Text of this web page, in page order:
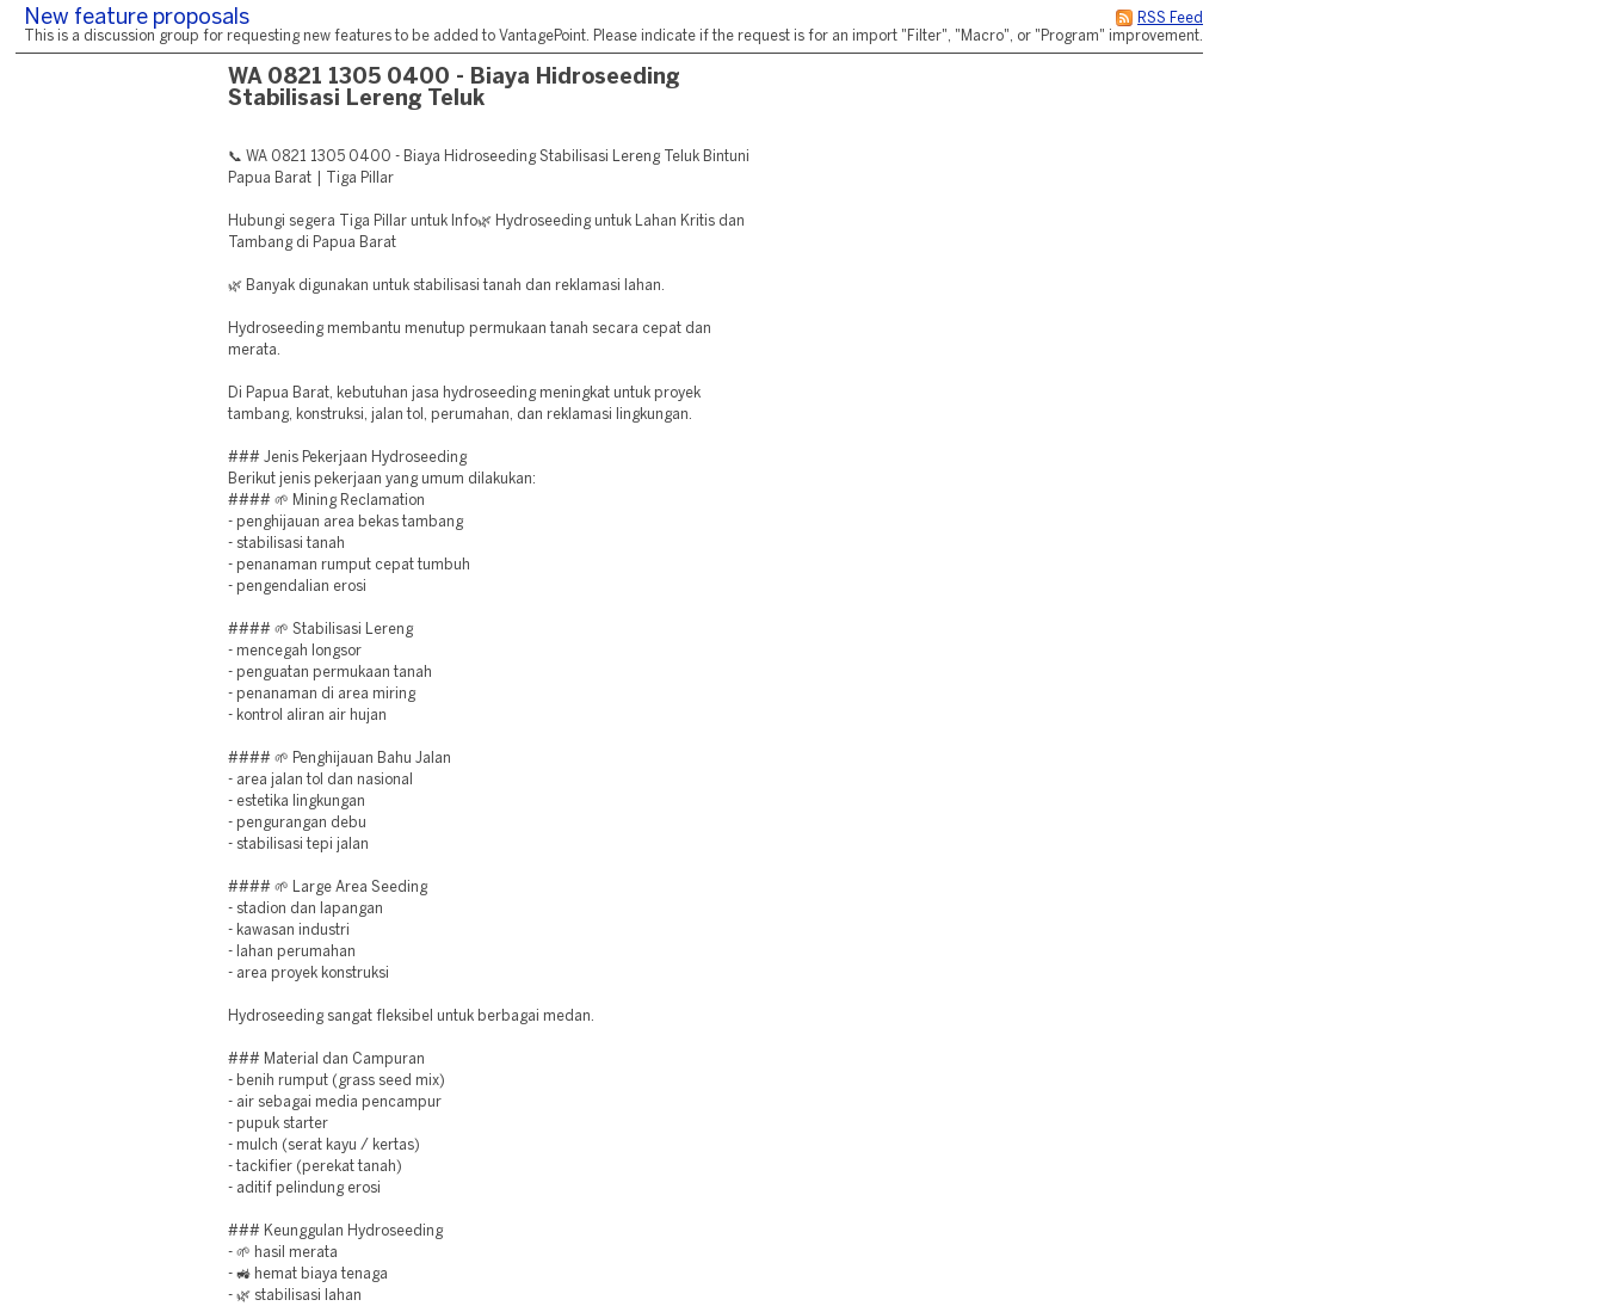
RSS Feed
New feature proposals
This is a discussion group for requesting new features to be added to VantagePoint. Please indicate if the request is for an import "Filter", "Macro", or "Program" improvement.
WA 0821 1305 0400 - Biaya Hidroseeding
Stabilisasi Lereng Teluk
📞 WA 0821 1305 0400 - Biaya Hidroseeding Stabilisasi Lereng Teluk Bintuni
Papua Barat | Tiga Pillar
Hubungi segera Tiga Pillar untuk Info🌿 Hydroseeding untuk Lahan Kritis dan
Tambang di Papua Barat
🌿 Banyak digunakan untuk stabilisasi tanah dan reklamasi lahan.
Hydroseeding membantu menutup permukaan tanah secara cepat dan
merata.
Di Papua Barat, kebutuhan jasa hydroseeding meningkat untuk proyek
tambang, konstruksi, jalan tol, perumahan, dan reklamasi lingkungan.
### Jenis Pekerjaan Hydroseeding
Berikut jenis pekerjaan yang umum dilakukan:
#### 🌱 Mining Reclamation
- penghijauan area bekas tambang
- stabilisasi tanah
- penanaman rumput cepat tumbuh
- pengendalian erosi
#### 🌱 Stabilisasi Lereng
- mencegah longsor
- penguatan permukaan tanah
- penanaman di area miring
- kontrol aliran air hujan
#### 🌱 Penghijauan Bahu Jalan
- area jalan tol dan nasional
- estetika lingkungan
- pengurangan debu
- stabilisasi tepi jalan
#### 🌱 Large Area Seeding
- stadion dan lapangan
- kawasan industri
- lahan perumahan
- area proyek konstruksi
Hydroseeding sangat fleksibel untuk berbagai medan.
### Material dan Campuran
- benih rumput (grass seed mix)
- air sebagai media pencampur
- pupuk starter
- mulch (serat kayu / kertas)
- tackifier (perekat tanah)
- aditif pelindung erosi
### Keunggulan Hydroseeding
- 🌱 hasil merata
- 🚜 hemat biaya tenaga
- 🌿 stabilisasi lahan